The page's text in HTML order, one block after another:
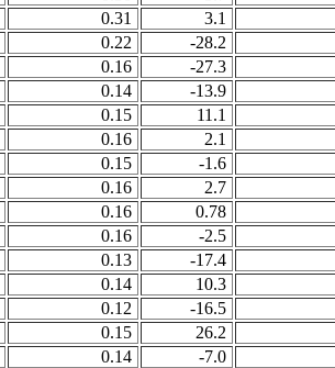
0.31 3.1
0.22 -28.2
0.16 -27.3
0.14 -13.9
0.15 11.1
0.16 2.1
0.15 -1.6
0.16 2.7
0.16 0.78
0.16 -2.5
0.13 -17.4
0.14 10.3
0.12 -16.5
0.15 26.2
0.14 -7.0